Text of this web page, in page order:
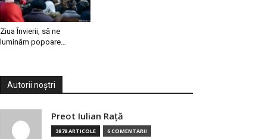
Ziua Învierii, să ne
luminăm popoare…
Autorii noștri
Preot Iulian Raţă
3878 ARTICOLE 6 COMENTARII